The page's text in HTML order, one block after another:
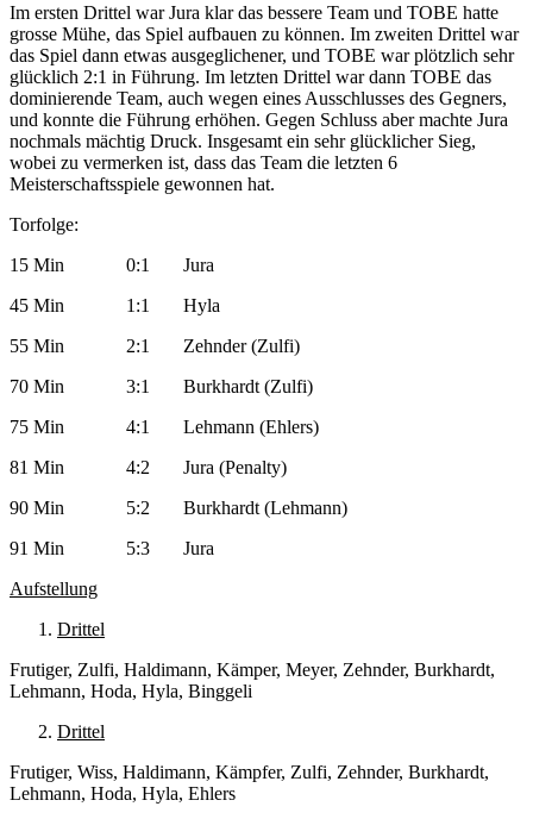
Im ersten Drittel war Jura klar das bessere Team und TOBE hatte
grosse Mühe, das Spiel aufbauen zu können. Im zweiten Drittel war
das Spiel dann etwas ausgeglichener, und TOBE war plötzlich sehr
glücklich 2:1 in Führung. Im letzten Drittel war dann TOBE das
dominierende Team, auch wegen eines Ausschlusses des Gegners,
und konnte die Führung erhöhen. Gegen Schluss aber machte Jura
nochmals mächtig Druck. Insgesamt ein sehr glücklicher Sieg,
wobei zu vermerken ist, dass das Team die letzten 6
Meisterschaftsspiele gewonnen hat.
Torfolge:
15 Min 0:1 Jura
45 Min 1:1 Hyla
55 Min 2:1 Zehnder (Zulfi)
70 Min 3:1 Burkhardt (Zulfi)
75 Min 4:1 Lehmann (Ehlers)
81 Min 4:2 Jura (Penalty)
90 Min 5:2 Burkhardt (Lehmann)
91 Min 5:3 Jura
Aufstellung
Drittel
Frutiger, Zulfi, Haldimann, Kämper, Meyer, Zehnder, Burkhardt,
Lehmann, Hoda, Hyla, Binggeli
Drittel
Frutiger, Wiss, Haldimann, Kämpfer, Zulfi, Zehnder, Burkhardt,
Lehmann, Hoda, Hyla, Ehlers